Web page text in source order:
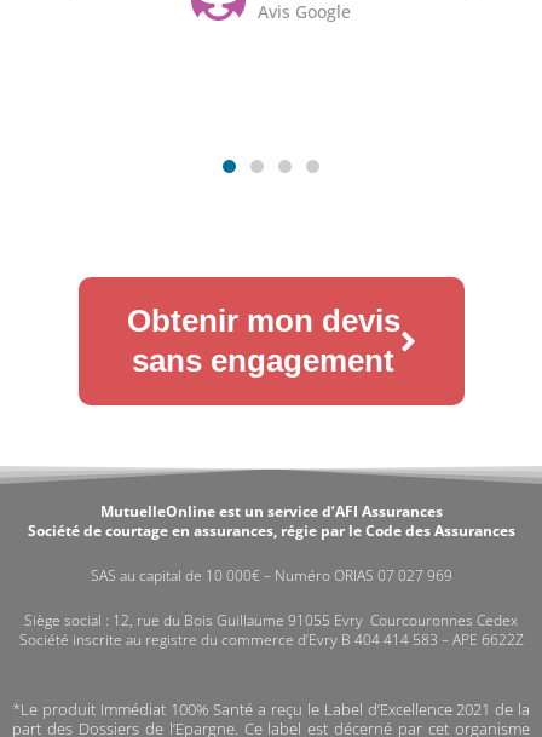
Avis Google
Obtenir mon devis
sans engagement
MutuelleOnline est un service d’AFI Assurances
Société de courtage en assurances, régie par le Code des Assurances
SAS au capital de 10 000€ – Numéro ORIAS 07 027 969
Siège social : 12, rue du Bois Guillaume 91055 Evry Courcouronnes Cedex
Société inscrite au registre du commerce d’Evry B 404 414 583 – APE 6622Z
*Le produit Immédiat 100% Santé a reçu le Label d’Excellence 2021 de la
part des Dossiers de l’Epargne. Ce label est décerné par cet organisme